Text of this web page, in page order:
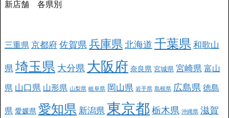
新店舗 各県別
三重県京都府佐賀県 兵庫県北海道 千葉県 和歌山
県 埼玉県 大分県 大阪府 奈良県 宮城県 宮崎県 富山
県 山口県 山形県 山梨県 岐阜県 岡山県 岩手県 島根県 広島県 徳島
県 愛媛県 愛知県 新潟県 東京都 栃木県 沖縄県 滋賀